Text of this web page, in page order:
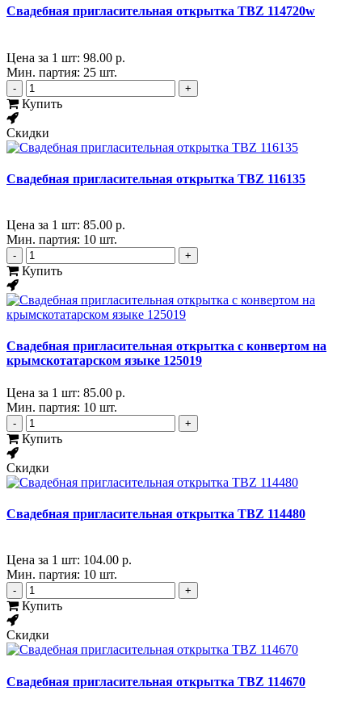
Свадебная пригласительная открытка TBZ 114720w
Цена за 1 шт: 98.00 р.
Мин. партия: 25 шт.
- +
Купить
Скидки
Свадебная пригласительная открытка TBZ 116135
Цена за 1 шт: 85.00 р.
Мин. партия: 10 шт.
- +
Купить
Свадебная пригласительная открытка с конвертом на
крымскотатарском языке 125019
Цена за 1 шт: 85.00 р.
Мин. партия: 10 шт.
- +
Купить
Скидки
Свадебная пригласительная открытка TBZ 114480
Цена за 1 шт: 104.00 р.
Мин. партия: 10 шт.
- +
Купить
Скидки
Свадебная пригласительная открытка TBZ 114670